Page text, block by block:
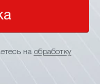
на обработку